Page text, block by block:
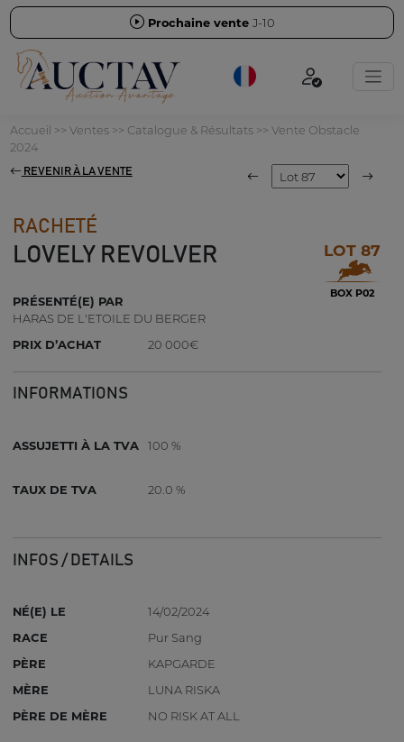
Prochaine vente J-10
Accueil >> Ventes>> Catalogue & Résultats>> Vente Obstacle
2024
REVENIR À LA VENTE
RACHETÉ
LOVELY REVOLVER LOT 87
BOX P02
PRÉSENTÉ(E) PAR
HARAS DE L'ETOILE DU BERGER
PRIX D’ACHAT
20 000€
INFORMATIONS
ASSUJETTI À LA TVA 100 %
TAUX DE TVA 20.0 %
INFOS / DETAILS
NÉ(E) LE
14/02/2024
RACE
Pur Sang
PÈRE
KAPGARDE
MÈRE
LUNA RISKA
PÈRE DE MÈRE
NO RISK AT ALL